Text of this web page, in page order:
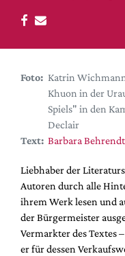
DdB-map
Premierensuche
Festival-Planer
Hefte
Alle Hefte
Leseproben
Podcast
Service
Shop / Abo
Foto: Katrin
Khuon in der
Spiels" in den
Declair
Text: Barbara Behrendt
Liebhaber der
Autoren durch alle
ihrem Werk lesen und
der Bürgermeister
Vermarkter des Textes
er für dessen